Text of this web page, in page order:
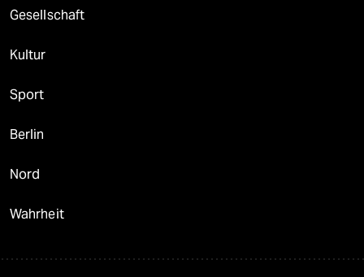
Gesellschaft
Kultur
Sport
Berlin
Nord
Wahrheit